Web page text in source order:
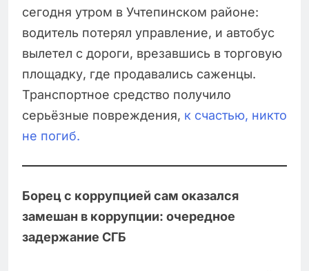
сегодня утром в Учтепинском районе:
водитель потерял управление, и автобус
вылетел с дороги, врезавшись в торговую
площадку, где продавались саженцы.
Транспортное средство получило
серьёзные повреждения, к счастью, никто
не погиб.
Борец с коррупцией сам оказался
замешан в коррупции: очередное
задержание СГБ